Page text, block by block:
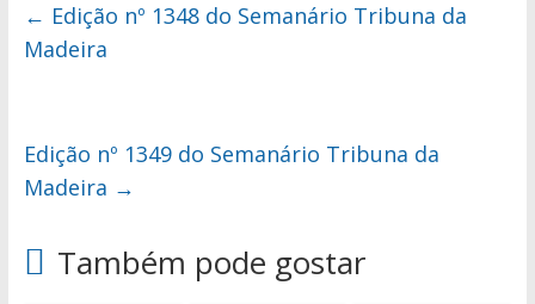
← Edição nº 1348 do Semanário Tribuna da
Madeira
Edição nº 1349 do Semanário Tribuna da
Madeira →
Também pode gostar